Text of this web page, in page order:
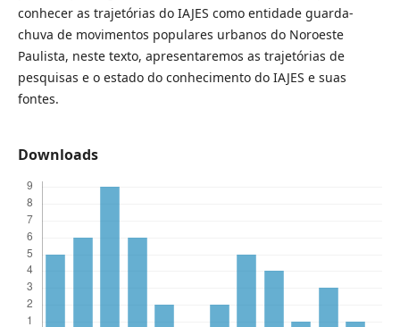
conhecer as trajetórias do IAJES como entidade guarda-
chuva de movimentos populares urbanos do Noroeste
Paulista, neste texto, apresentaremos as trajetórias de
pesquisas e o estado do conhecimento do IAJES e suas
fontes.
Downloads